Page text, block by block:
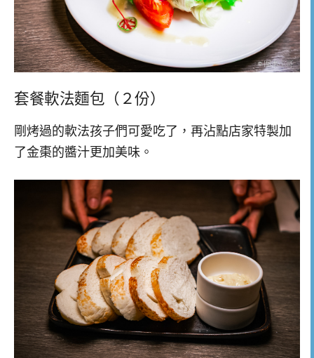
套餐軟法麵包（２份）
剛烤過的軟法孩子們可愛吃了，再沾點店家特製加
了金棗的醬汁更加美味。